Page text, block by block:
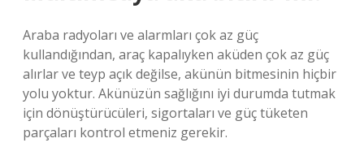
Araba radyoları ve alarmları çok az güç
kullandığından, araç kapalıyken aküden çok az güç
alırlar ve teyp açık değilse, akünün bitmesinin hiçbir
yolu yoktur. Akünüzün sağlığını iyi durumda tutmak
için dönüştürücüleri, sigortaları ve güç tüketen
parçaları kontrol etmeniz gerekir.